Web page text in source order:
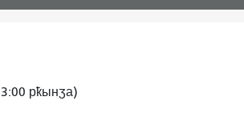
рҟынӡа)